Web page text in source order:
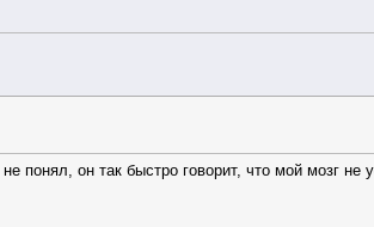
понял, он так быстро говорит, что мой мозг не